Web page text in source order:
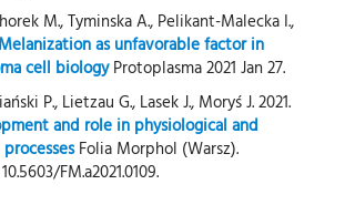
M., Tyminska A., Pelikant-Malecka I.,
Melanization as unfavorable factor in
cell biologyProtoplasma 2021 Jan 27.
P., Lietzau G., Lasek J., Moryś J. 2021.
and role in physiological and
Folia Morphol (Warsz).
FM.a2021.0109.